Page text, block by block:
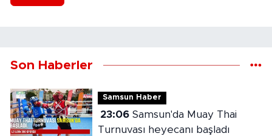
Son Haberler
Samsun Haber
23:06Samsun'da Muay Thai
Turnuvası heyecanı başladı